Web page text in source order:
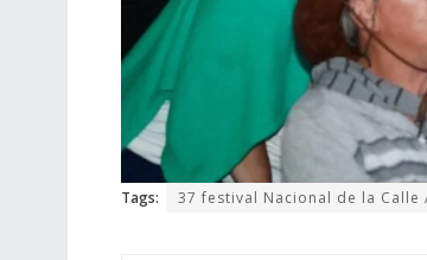
Tags: 37 festival Nacional de la Calle